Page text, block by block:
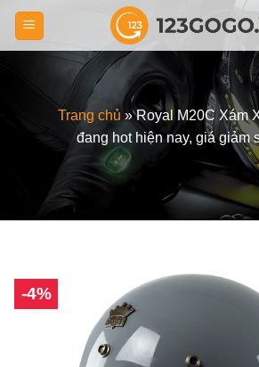
Skip
content
Trang chủ »Royal M20C Xám
đang hot hiện nay, giá giảm
-4%